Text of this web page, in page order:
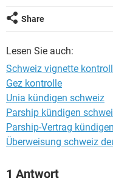
Share
Lesen Sie auch:
Schweiz vignette
Gez kontrolle
Unia kündigen schweiz
Parship kündigen
Parship-Vertrag
Überweisung schweiz
1 Antwort